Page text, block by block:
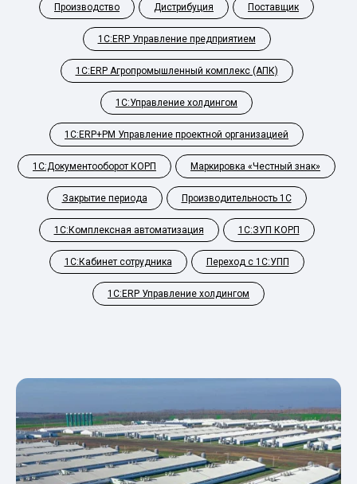
Производство Дистрибуция Поставщик
1С:ERP Управление предприятием
1С:ERP Агропромышленный комплекс (АПК)
1С:Управление холдингом
1С:ERP+PM Управление проектной организацией
1С:Документооборот КОРП Маркировка «Честный знак»
Закрытие периода Производительность 1С
1С:Комплексная автоматизация 1С:ЗУП КОРП
1С:Кабинет сотрудника Переход с 1С:УПП
1С:ERP Управление холдингом